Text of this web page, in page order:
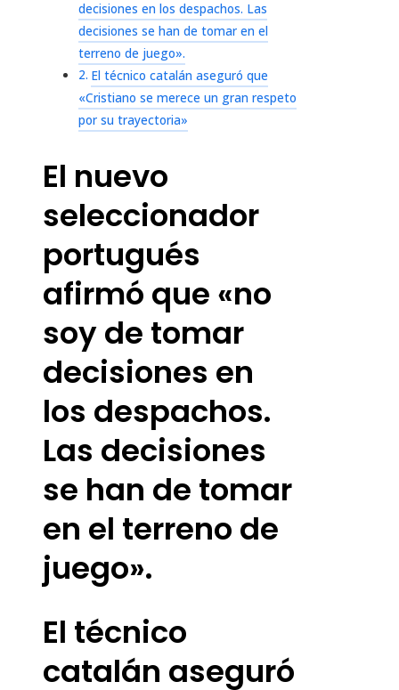
decisiones en los despachos. Las
decisiones se han de tomar en el
terreno de juego».
El técnico catalán aseguró que
«Cristiano se merece un gran respeto
por su trayectoria»
El nuevo
seleccionador
portugués
afirmó que «no
soy de tomar
decisiones en
los despachos.
Las decisiones
se han de tomar
en el terreno de
juego».
El técnico
catalán aseguró